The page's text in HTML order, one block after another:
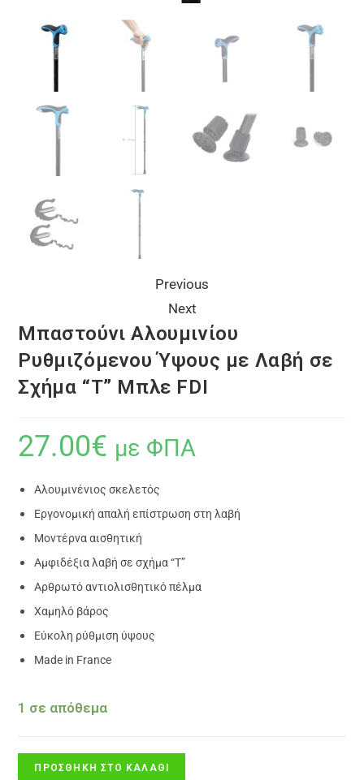
Previous
Next
Μπαστούνι Αλουμινίου
Ρυθμιζόμενου Ύψους με Λαβή σε
Σχήμα “Τ” Μπλε FDI
27.00€ με ΦΠΑ
Αλουμινένιος σκελετός
Εργονομική απαλή επίστρωση στη λαβή
Μοντέρνα αισθητική
Αμφιδέξια λαβή σε σχήμα “Τ”
Αρθρωτό αντιολισθητικό πέλμα
Χαμηλό βάρος
Εύκολη ρύθμιση ύψους
Made in France
1 σε απόθεμα
ΠΡΟΣΘΉΚΗ ΣΤΟ ΚΑΛΆΘΙ